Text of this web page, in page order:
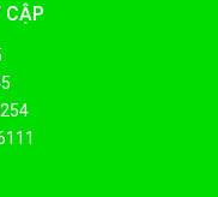
CẬP